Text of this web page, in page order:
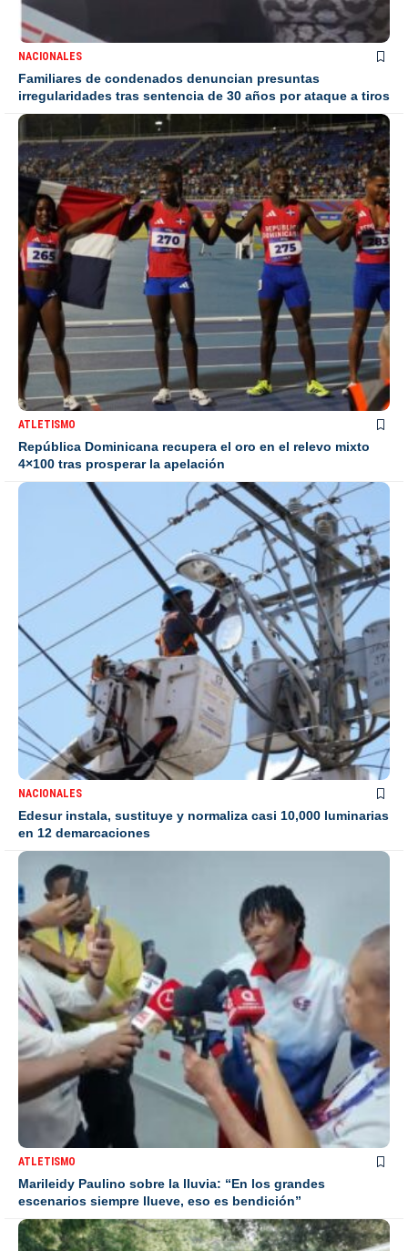
NACIONALES
Familiares de condenados denuncian presuntas
irregularidades tras sentencia de 30 años por ataque a tiros
ATLETISMO
República Dominicana recupera el oro en el relevo mixto
4×100 tras prosperar la apelación
NACIONALES
Edesur instala, sustituye y normaliza casi 10,000 luminarias
en 12 demarcaciones
ATLETISMO
Marileidy Paulino sobre la lluvia: “En los grandes
escenarios siempre llueve, eso es bendición”